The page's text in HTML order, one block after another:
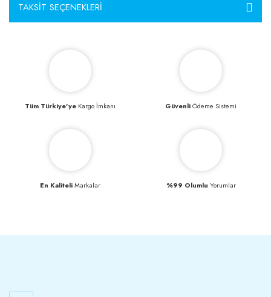
TAKSIT SEÇENEKLERI
Tüm Türkiye’yeKargo İmkanı GüvenliÖdeme Sistemi
En KaliteliMarkalar %99 Olumlu Yorumlar